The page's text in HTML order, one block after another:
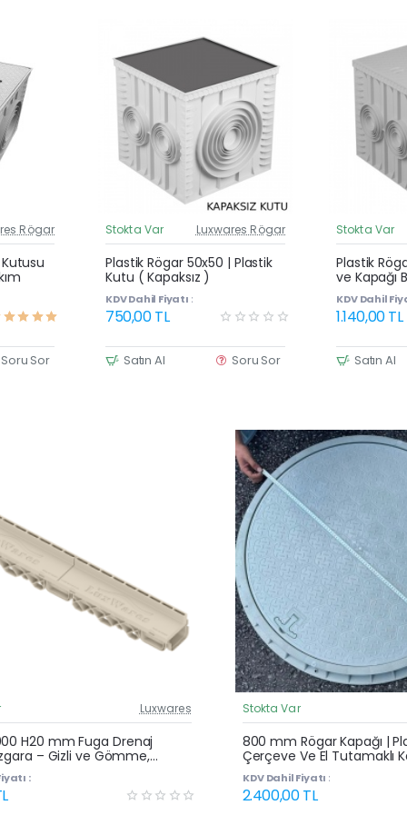
Fiyat
Yeni Ürün
Rögar
Soru Sor
Güncel Fiyat
Yeni Ürün
Stokta Var Luxwares Rögar
Plastik Rögar 50x50 | Plastik
Kutu ( Kapaksız )
KDV Dahil Fiyatı :
750,00 TL
Satın Al Soru Sor
Stokta Var
Plastik
ve Kapağı
KDV Dahil
1.140,00 TL
Satın Al
Güncel Fiyat
Yeni Ürün
Luxwares
H20 mm Fuga Drenaj
– Gizli ve Gömme,
ve Havuz Kenarı Oluğu
:
Stokta Var
800 mm Rögar Kapağı |
Çerçeve Ve El Tutamaklı
KDV Dahil Fiyatı :
2.400,00 TL